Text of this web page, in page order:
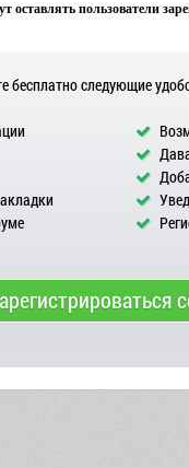
оставлять пользователи
бесплатно следующие